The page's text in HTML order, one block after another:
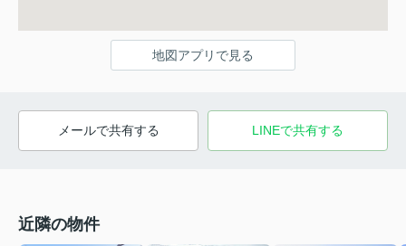
地図アプリで見る
メールで共有する LINEで共有する
近隣の物件